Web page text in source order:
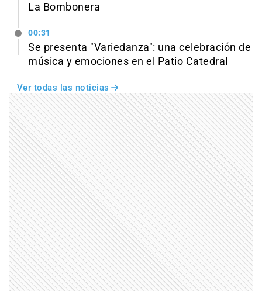
La Bombonera
00:31
Se presenta "Variedanza": una celebración de
música y emociones en el Patio Catedral
Ver todas las noticias